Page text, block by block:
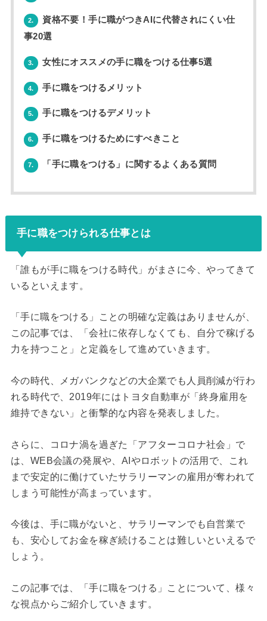
2.
資格不要！手に職がつきAIに代替されにくい仕
事20選
3. 女性にオススメの手に職をつける仕事5選
4. 手に職をつけるメリット
5. 手に職をつけるデメリット
6. 手に職をつけるためにすべきこと
7. 「手に職をつける」に関するよくある質問
手に職をつけられる仕事とは
「誰もが手に職をつける時代」がまさに今、やってきて
いるといえます。
「手に職をつける」ことの明確な定義はありませんが、
この記事では、「会社に依存しなくても、自分で稼げる
力を持つこと」と定義をして進めていきます。
今の時代、メガバンクなどの大企業でも人員削減が行わ
れる時代で、2019年にはトヨタ自動車が「終身雇用を
維持できない」と衝撃的な内容を発表しました。
さらに、コロナ渦を過ぎた「アフターコロナ社会」で
は、WEB会議の発展や、AIやロボットの活用で、これ
まで安定的に働けていたサラリーマンの雇用が奪われて
しまう可能性が高まっています。
今後は、手に職がないと、サラリーマンでも自営業で
も、安心してお金を稼ぎ続けることは難しいといえるで
しょう。
この記事では、「手に職をつける」ことについて、様々
な視点からご紹介していきます。